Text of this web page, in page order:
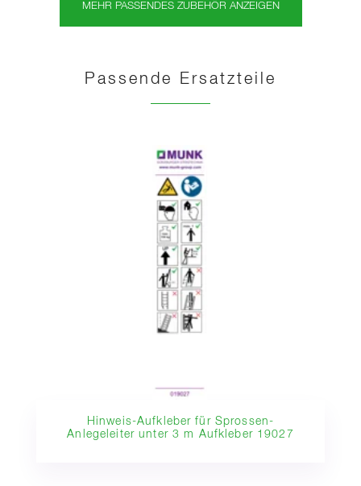
MEHR PASSENDES ZUBEHÖR ANZEIGEN
Passende Ersatzteile
Hinweis-Aufkleber für Sprossen-
Anlegeleiter unter 3 m Aufkleber 19027